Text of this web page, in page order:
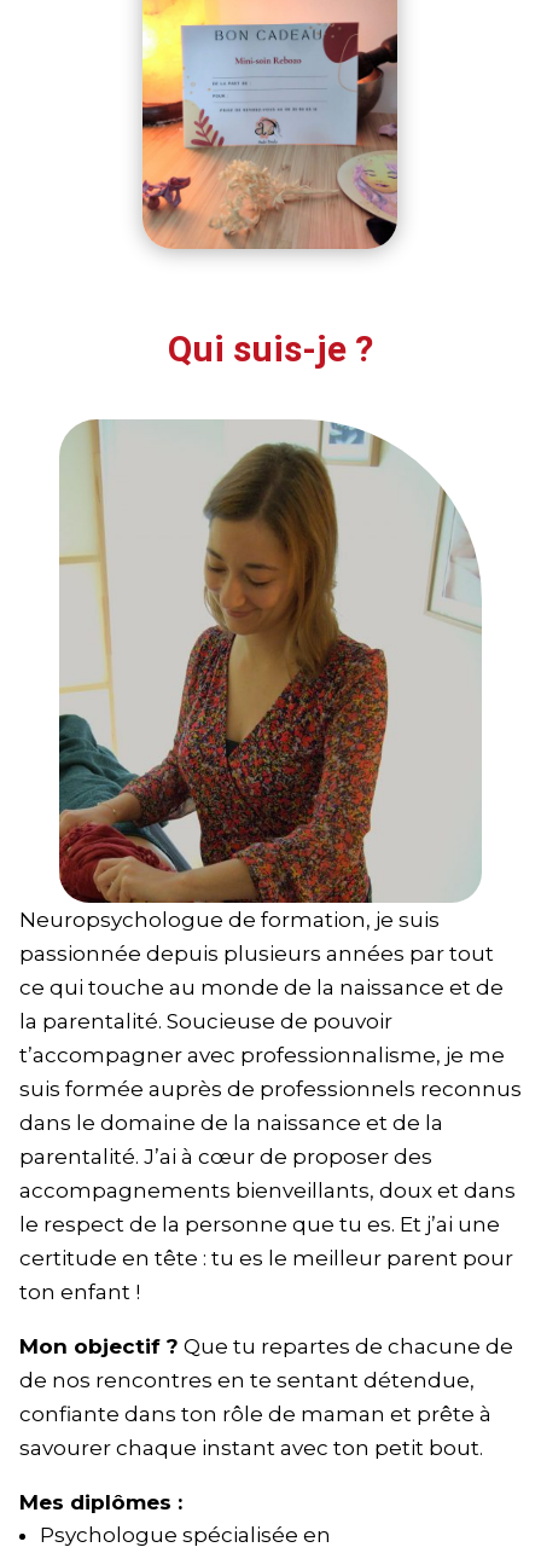
Qui suis-je ?
Neuropsychologue de formation, je suis
passionnée depuis plusieurs années par tout
ce qui touche au monde de la naissance et de
la parentalité. Soucieuse de pouvoir
t’accompagner avec professionnalisme, je me
suis formée auprès de professionnels reconnus
dans le domaine de la naissance et de la
parentalité. J’ai à cœur de proposer des
accompagnements bienveillants, doux et dans
le respect de la personne que tu es. Et j’ai une
certitude en tête : tu es le meilleur parent pour
ton enfant !
Mon objectif ? Que tu repartes de chacune de
de nos rencontres en te sentant détendue,
confiante dans ton rôle de maman et prête à
savourer chaque instant avec ton petit bout.
Mes diplômes :
Psychologue spécialisée en